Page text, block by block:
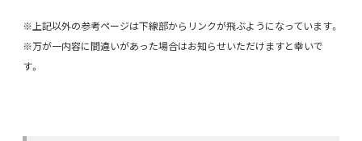
※上記以外の参考ページは下線部からリンクが飛ぶようになっています。
※万が一内容に間違いがあった場合はお知らせいただけますと幸いで
す。